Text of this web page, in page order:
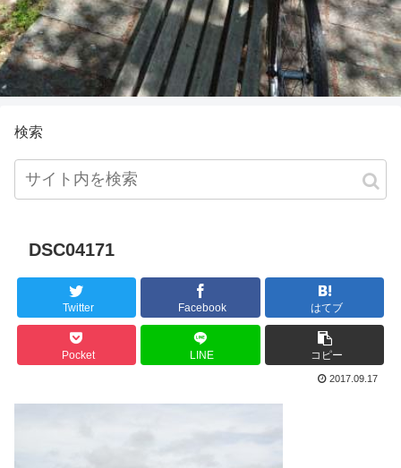
検索
DSC04171
Twitter Facebook はてブ
Pocket LINE コピー
2017.09.17